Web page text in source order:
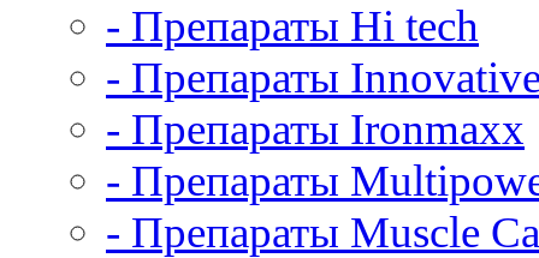
- Препараты Hi tech
- Препараты
- Препараты Ironmaxx
- Препараты
- Препараты Muscle